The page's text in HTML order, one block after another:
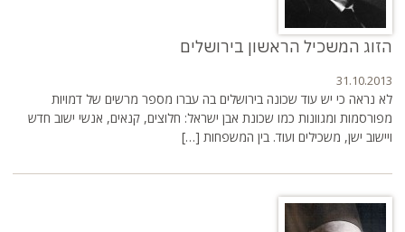
הזוג המשכיל הראשון בירושלים
31.10.2013
לא נראה כי יש עוד שכונה בירושלים בה עברו מספר מרשים של דמויות
מפורסמות ומגוונות כמו שכונת אבן ישראל: חלוצים, קנאים, אנשי ישוב חדש
ויישוב ישן, משכילים ועוד. בין המשפחות […]